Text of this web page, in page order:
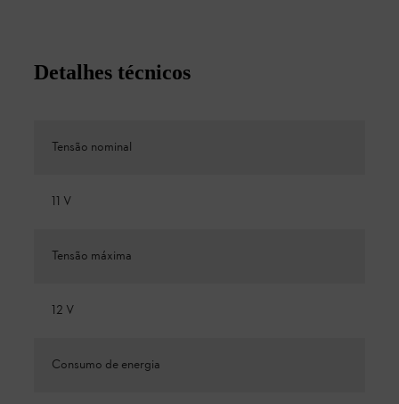
Detalhes técnicos
Tensão nominal
11 V
Tensão máxima
12 V
Consumo de energia